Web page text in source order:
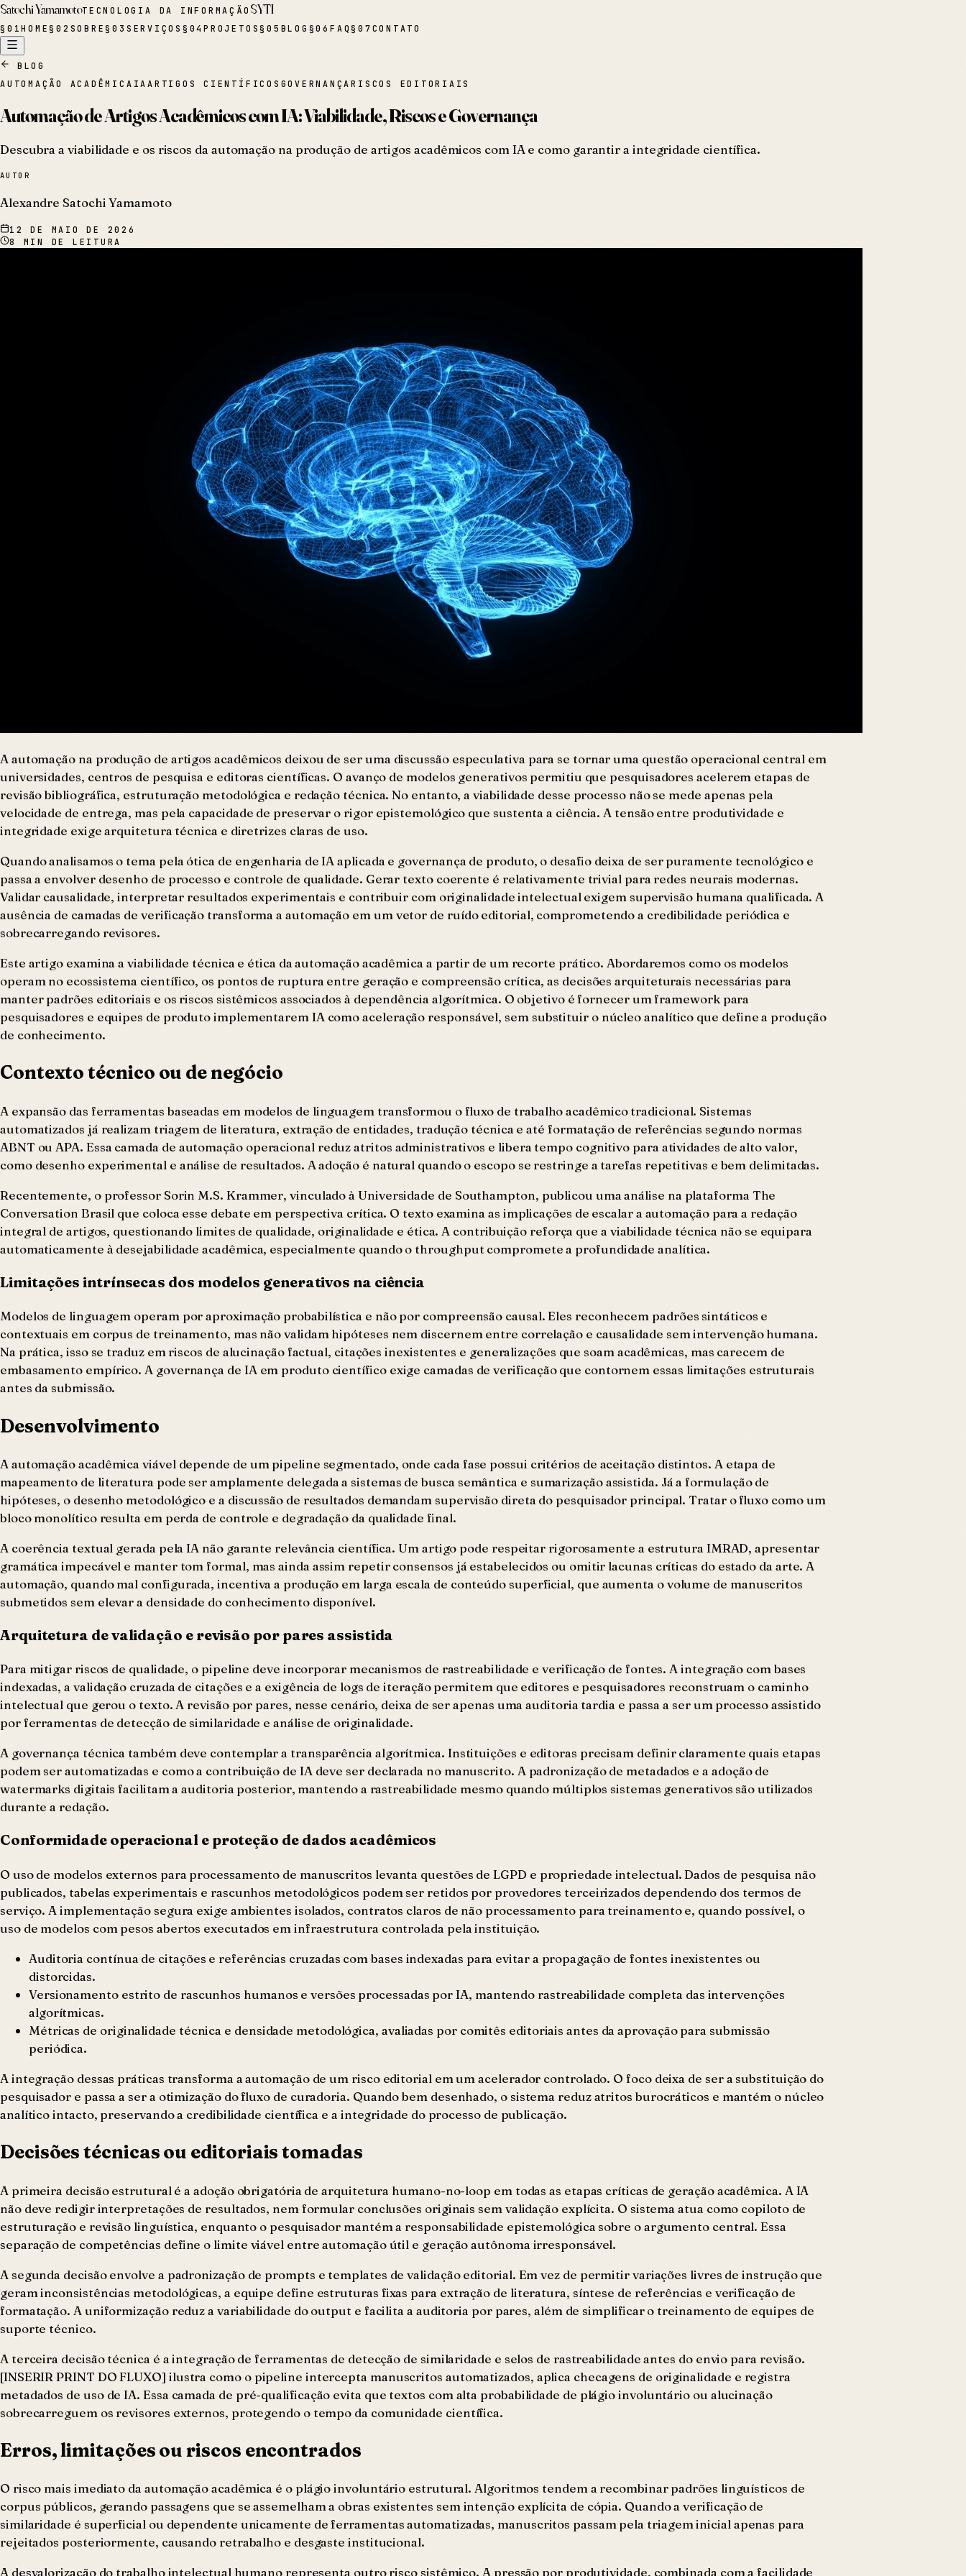
Satochi YamamotoTECNOLOGIA DA INFORMAÇÃO SYTI
§ 01HOME§02 SOBRE§03 SERVIÇOS § 04PROJETOS§05 BLOG §06 FAQ§07 CONTATO
BLOG
AUTOMAÇÃO ACADÊMICA IAARTIGOS CIENTÍFICOS GOVERNANÇARISCOS EDITORIAIS
Automação de Artigos Acadêmicos com IA: Viabilidade, Riscos e Governança
Descubra a viabilidade e os riscos da automação na produção de artigos acadêmicos com IA e como garantir a integridade científica.
AUTOR
Alexandre Satochi Yamamoto
12 DE MAIO DE 2026
8
MIN DE LEITURA
A automação na produção de artigos acadêmicos deixou de ser uma discussão especulativa para se tornar uma questão operacional central em
universidades, centros de pesquisa e editoras científicas. O avanço de modelos generativos permitiu que pesquisadores acelerem etapas de
revisão bibliográfica, estruturação metodológica e redação técnica. No entanto, a viabilidade desse processo não se mede apenas pela
velocidade de entrega, mas pela capacidade de preservar o rigor epistemológico que sustenta a ciência. A tensão entre produtividade e
integridade exige arquitetura técnica e diretrizes claras de uso.
Quando analisamos o tema pela ótica de engenharia de IA aplicada e governança de produto, o desafio deixa de ser puramente tecnológico e
passa a envolver desenho de processo e controle de qualidade. Gerar texto coerente é relativamente trivial para redes neurais modernas.
Validar causalidade, interpretar resultados experimentais e contribuir com originalidade intelectual exigem supervisão humana qualificada. A
ausência de camadas de verificação transforma a automação em um vetor de ruído editorial, comprometendo a credibilidade periódica e
sobrecarregando revisores.
Este artigo examina a viabilidade técnica e ética da automação acadêmica a partir de um recorte prático. Abordaremos como os modelos
operam no ecossistema científico, os pontos de ruptura entre geração e compreensão crítica, as decisões arquiteturais necessárias para
manter padrões editoriais e os riscos sistêmicos associados à dependência algorítmica. O objetivo é fornecer um framework para
pesquisadores e equipes de produto implementarem IA como aceleração responsável, sem substituir o núcleo analítico que define a produção
de conhecimento.
Contexto técnico ou de negócio
A expansão das ferramentas baseadas em modelos de linguagem transformou o fluxo de trabalho acadêmico tradicional. Sistemas
automatizados já realizam triagem de literatura, extração de entidades, tradução técnica e até formatação de referências segundo normas
ABNT ou APA. Essa camada de automação operacional reduz atritos administrativos e libera tempo cognitivo para atividades de alto valor,
como desenho experimental e análise de resultados. A adoção é natural quando o escopo se restringe a tarefas repetitivas e bem delimitadas.
Recentemente, o professor Sorin M.S. Krammer, vinculado à Universidade de Southampton, publicou uma análise na plataforma The
Conversation Brasil que coloca esse debate em perspectiva crítica. O texto examina as implicações de escalar a automação para a redação
integral de artigos, questionando limites de qualidade, originalidade e ética. A contribuição reforça que a viabilidade técnica não se equipara
automaticamente à desejabilidade acadêmica, especialmente quando o throughput compromete a profundidade analítica.
Limitações intrínsecas dos modelos generativos na ciência
Modelos de linguagem operam por aproximação probabilística e não por compreensão causal. Eles reconhecem padrões sintáticos e
contextuais em corpus de treinamento, mas não validam hipóteses nem discernem entre correlação e causalidade sem intervenção humana.
Na prática, isso se traduz em riscos de alucinação factual, citações inexistentes e generalizações que soam acadêmicas, mas carecem de
embasamento empírico. A governança de IA em produto científico exige camadas de verificação que contornem essas limitações estruturais
antes da submissão.
Desenvolvimento
A automação acadêmica viável depende de um pipeline segmentado, onde cada fase possui critérios de aceitação distintos. A etapa de
mapeamento de literatura pode ser amplamente delegada a sistemas de busca semântica e sumarização assistida. Já a formulação de
hipóteses, o desenho metodológico e a discussão de resultados demandam supervisão direta do pesquisador principal. Tratar o fluxo como um
bloco monolítico resulta em perda de controle e degradação da qualidade final.
A coerência textual gerada pela IA não garante relevância científica. Um artigo pode respeitar rigorosamente a estrutura IMRAD, apresentar
gramática impecável e manter tom formal, mas ainda assim repetir consensos já estabelecidos ou omitir lacunas críticas do estado da arte. A
automação, quando mal configurada, incentiva a produção em larga escala de conteúdo superficial, que aumenta o volume de manuscritos
submetidos sem elevar a densidade do conhecimento disponível.
Arquitetura de validação e revisão por pares assistida
Para mitigar riscos de qualidade, o pipeline deve incorporar mecanismos de rastreabilidade e verificação de fontes. A integração com bases
indexadas, a validação cruzada de citações e a exigência de logs de iteração permitem que editores e pesquisadores reconstruam o caminho
intelectual que gerou o texto. A revisão por pares, nesse cenário, deixa de ser apenas uma auditoria tardia e passa a ser um processo assistido
por ferramentas de detecção de similaridade e análise de originalidade.
A governança técnica também deve contemplar a transparência algorítmica. Instituições e editoras precisam definir claramente quais etapas
podem ser automatizadas e como a contribuição de IA deve ser declarada no manuscrito. A padronização de metadados e a adoção de
watermarks digitais facilitam a auditoria posterior, mantendo a rastreabilidade mesmo quando múltiplos sistemas generativos são utilizados
durante a redação.
Conformidade operacional e proteção de dados acadêmicos
O uso de modelos externos para processamento de manuscritos levanta questões de LGPD e propriedade intelectual. Dados de pesquisa não
publicados, tabelas experimentais e rascunhos metodológicos podem ser retidos por provedores terceirizados dependendo dos termos de
serviço. A implementação segura exige ambientes isolados, contratos claros de não processamento para treinamento e, quando possível, o
uso de modelos com pesos abertos executados em infraestrutura controlada pela instituição.
Auditoria contínua de citações e referências cruzadas com bases indexadas para evitar a propagação de fontes inexistentes ou
distorcidas.
Versionamento estrito de rascunhos humanos e versões processadas por IA, mantendo rastreabilidade completa das intervenções
algorítmicas.
Métricas de originalidade técnica e densidade metodológica, avaliadas por comitês editoriais antes da aprovação para submissão
periódica.
A integração dessas práticas transforma a automação de um risco editorial em um acelerador controlado. O foco deixa de ser a substituição do
pesquisador e passa a ser a otimização do fluxo de curadoria. Quando bem desenhado, o sistema reduz atritos burocráticos e mantém o núcleo
analítico intacto, preservando a credibilidade científica e a integridade do processo de publicação.
Decisões técnicas ou editoriais tomadas
A primeira decisão estrutural é a adoção obrigatória de arquitetura humano-no-loop em todas as etapas críticas de geração acadêmica. A IA
não deve redigir interpretações de resultados, nem formular conclusões originais sem validação explícita. O sistema atua como copiloto de
estruturação e revisão linguística, enquanto o pesquisador mantém a responsabilidade epistemológica sobre o argumento central. Essa
separação de competências define o limite viável entre automação útil e geração autônoma irresponsável.
A segunda decisão envolve a padronização de prompts e templates de validação editorial. Em vez de permitir variações livres de instrução que
geram inconsistências metodológicas, a equipe define estruturas fixas para extração de literatura, síntese de referências e verificação de
formatação. A uniformização reduz a variabilidade do output e facilita a auditoria por pares, além de simplificar o treinamento de equipes de
suporte técnico.
A terceira decisão técnica é a integração de ferramentas de detecção de similaridade e selos de rastreabilidade antes do envio para revisão.
[INSERIR PRINT DO FLUXO] ilustra como o pipeline intercepta manuscritos automatizados, aplica checagens de originalidade e registra
metadados de uso de IA. Essa camada de pré-qualificação evita que textos com alta probabilidade de plágio involuntário ou alucinação
sobrecarreguem os revisores externos, protegendo o tempo da comunidade científica.
Erros, limitações ou riscos encontrados
O risco mais imediato da automação acadêmica é o plágio involuntário estrutural. Algoritmos tendem a recombinar padrões linguísticos de
corpus públicos, gerando passagens que se assemelham a obras existentes sem intenção explícita de cópia. Quando a verificação de
similaridade é superficial ou dependente unicamente de ferramentas automatizadas, manuscritos passam pela triagem inicial apenas para
rejeitados posteriormente, causando retrabalho e desgaste institucional.
A desvalorização do trabalho intelectual humano representa outro risco sistêmico. A pressão por produtividade, combinada com a facilidade